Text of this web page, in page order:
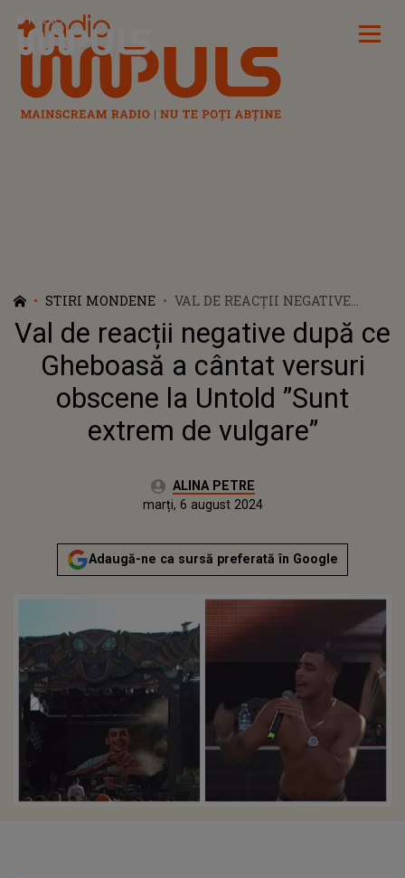
Radio Impuls
STIRI MONDENE
VAL DE REACȚII NEGATIVE
DUPĂ CE GHEBOASĂ A CÂNTAT
VERSURI OBSCENE LA UNTOLD
”SUNT EXTREM DE VULGARE”
Val de reacții negative după ce
Gheboasă a cântat versuri
obscene la Untold ”Sunt
extrem de vulgare”
Autor:ALINA PETRE
duminică, 6 august 2023Actualizat:
marți, 6 august 2024
Adaugă-ne ca sursă preferată în Google